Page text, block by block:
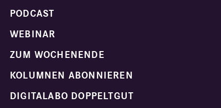
PODCAST
WEBINAR
ZUM WOCHENENDE
KOLUMNEN ABONNIEREN
DIGITALABO DOPPELTGUT